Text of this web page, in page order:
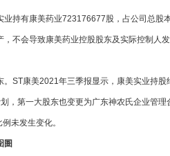
业持有康美药业723176677股，占公司总股
不会导致康美药业控股股东及实际控制人
ST康美2021年三季报显示，康美实业持股
，第一大股东也变更为广东神农氏企业管
未发生变化。
圄